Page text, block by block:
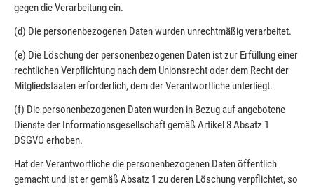
gegen die Verarbeitung ein.
(d) Die personenbezogenen Daten wurden unrechtmäßig verarbeitet.
(e) Die Löschung der personenbezogenen Daten ist zur Erfüllung einer
rechtlichen Verpflichtung nach dem Unionsrecht oder dem Recht der
Mitgliedstaaten erforderlich, dem der Verantwortliche unterliegt.
(f) Die personenbezogenen Daten wurden in Bezug auf angebotene
Dienste der Informationsgesellschaft gemäß Artikel 8 Absatz 1
DSGVO erhoben.
Hat der Verantwortliche die personenbezogenen Daten öffentlich
gemacht und ist er gemäß Absatz 1 zu deren Löschung verpflichtet, so